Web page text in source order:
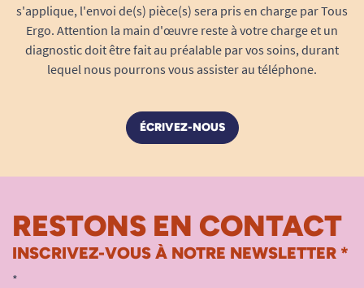
s'applique, l'envoi de(s) pièce(s) sera pris en charge par Tous
Ergo. Attention la main d'œuvre reste à votre charge et un
diagnostic doit être fait au préalable par vos soins, durant
lequel nous pourrons vous assister au téléphone.
ÉCRIVEZ-NOUS
RESTONS EN CONTACT
INSCRIVEZ-VOUS À NOTRE NEWSLETTER *
*